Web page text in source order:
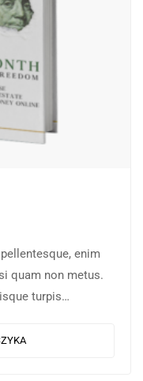
enim
quam non metus.
turpis